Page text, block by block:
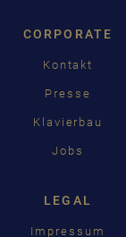
CORPORATE
Kontakt
Presse
Klavierbau
Jobs
LEGAL
Impressum